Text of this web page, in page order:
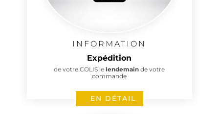
INFORMATION
Expédition
de votre COLIS lelendemainde votre
commande
EN DÉTAIL